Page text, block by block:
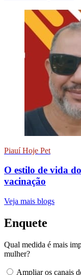
Piauí Hoje Pet
O estilo de vida
vacinação
Veja mais blogs
Enquete
Qual medida é mais
mulher?
Ampliar os canais